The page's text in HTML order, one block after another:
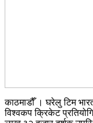
काठमाडौँ । घरेलु टिम
विश्वकप क्रिकेट